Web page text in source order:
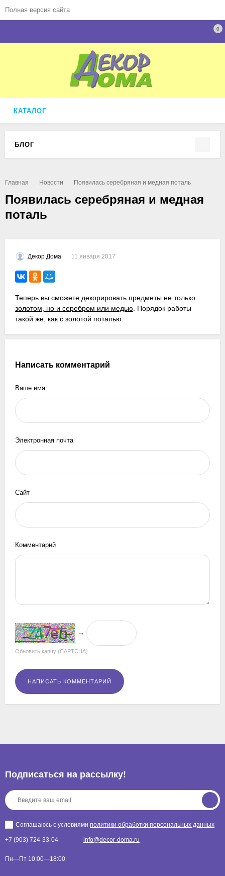
Полная версия сайта
0
КАТАЛОГ
Главная Новости Появилась серебряная и медная поталь
Появилась серебряная и медная
поталь
Декор Дома 11 января 2017
Теперь вы сможете декорировать предметы не только
золотом, но и серебром или медью. Порядок работы
такой же, как с золотой поталью.
Написать комментарий
Ваше имя
Электронная почта
Сайт
Комментарий
→
Обновить капчу (CAPTCHA)
БЛОГ
Подписаться на рассылкy!
Соглашаюсь с условиями политики обработки персональных данных
+7 (903) 724-33-04 info@decor-doma.ru
Пн—Пт 10:00—18:00